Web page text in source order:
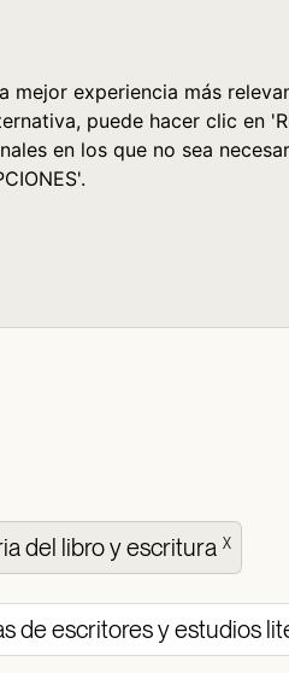
experiencia más
puede hacer clic en
en los que no sea
del libro y escritura X
de escritores y estudios